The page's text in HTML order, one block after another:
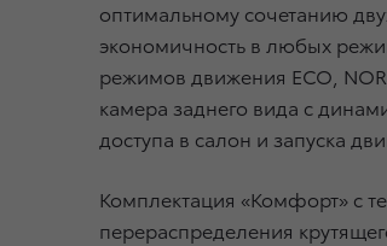
оптимальному сочетанию
экономичность в любых
режимов движения ECO,
камера заднего вида с
доступа в салон и запуска
Комплектация «Комфорт» с
перераспределения